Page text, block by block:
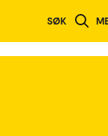
SØK